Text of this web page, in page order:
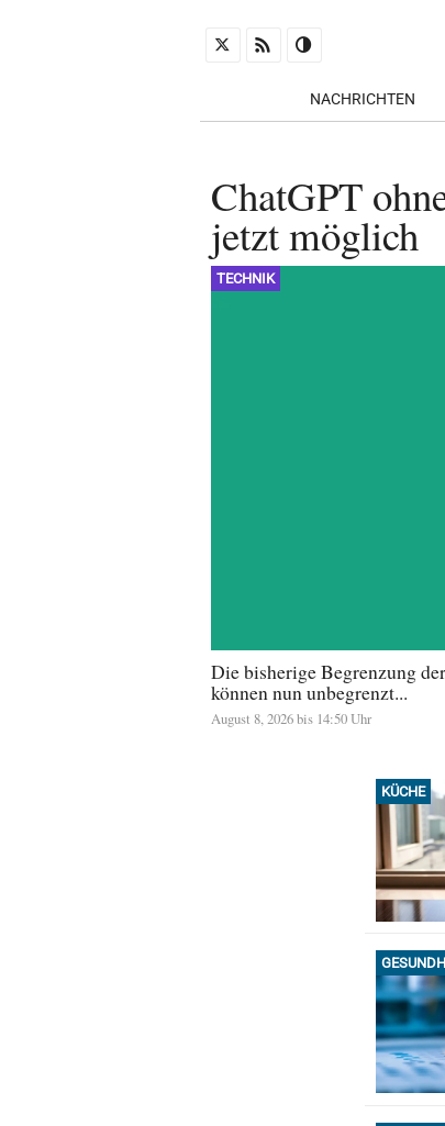
NACHRICHTEN
ChatGPT
jetzt möglich
TECHNIK
Die bisherige Begrenzung
können nun unbegrenzt...
August 8, 2026 bis 14:50 Uhr
KÜCHE